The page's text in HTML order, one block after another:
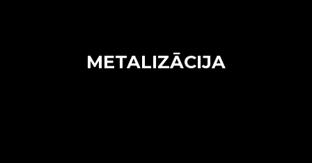
METALIZĀCIJA